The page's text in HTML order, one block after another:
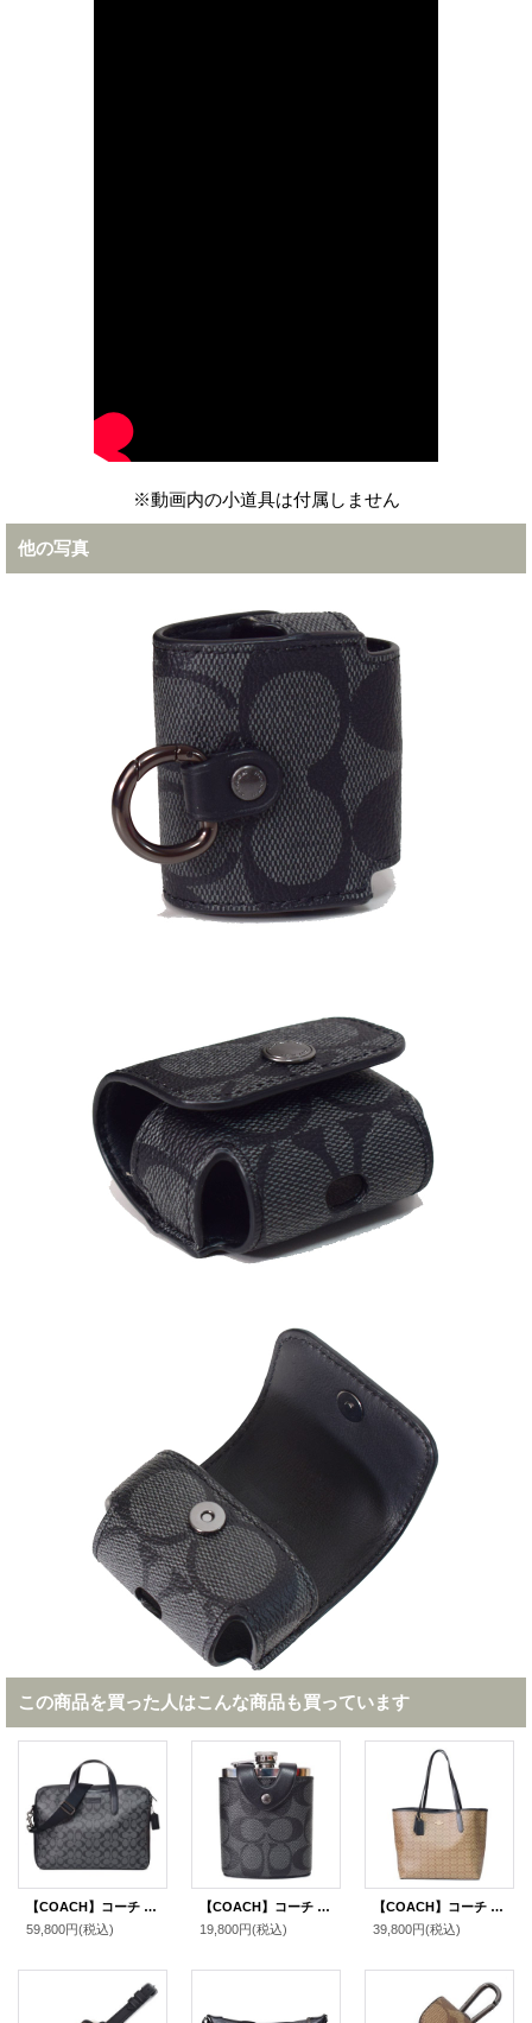
※動画内の小道具は付属しません
他の写真
この商品を買った人はこんな商品も買っています
【COACH】コーチ コーティングキャンバス レザー メンズ シグネチャー スリム 2WAY ビジネス ブリーフ ショルダーバッグ チャコール×ブラック〔日本未発売〕
59,800円(税込)
【COACH】コーチ コーティングキャンバス レザー シグネチャー ウイスキー ボトル インテリア ヒップフラスコ スキットル ウォーターボトル 水筒 チャコール〔日本未発売〕
19,800円(税込)
【COACH】コーチ コーティングキャンバス レザー シグネチャー マイクロ シティ トートバッグ カーキ×ブラック〔日本未発売〕
39,800円(税込)